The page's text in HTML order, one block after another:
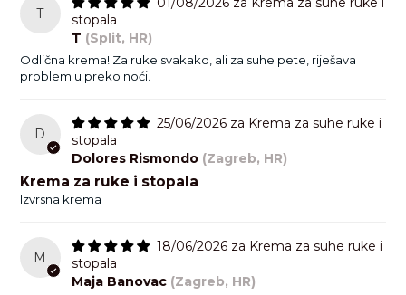
T
stopala
T (Split, HR)
Odlična krema! Za ruke svakako, ali za suhe pete, riješava
problem u preko noći.
D
25/06/2026
Krema za suhe ruke i
stopala
Dolores Rismondo (Zagreb, HR)
Krema za ruke i stopala
Izvrsna krema
M
18/06/2026
Krema za suhe ruke i
stopala
Maja Banovac (Zagreb, HR)